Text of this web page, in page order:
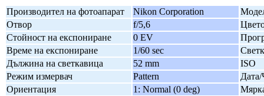
Производител на фотоапарат Nikon Corporation
Отвор
f/5,6
Стойност на експониране
0 EV
Време на експониране
1/60 sec
Дължина на светкавица
52 mm
ISO
Режим измервач
Pattern
Дата/
Ориентация
1: Normal (0 deg)